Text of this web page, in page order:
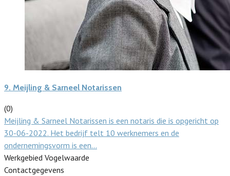
9. Meijling & Sarneel Notarissen
(0)
Meijling & Sarneel Notarissen is een notaris die is opgericht op
30-06-2022. Het bedrijf telt 10 werknemers en de
ondernemingsvorm is een…
Werkgebied Vogelwaarde
Contactgegevens